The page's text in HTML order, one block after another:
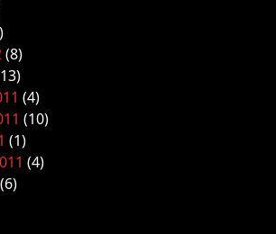
(8)
(4)
(10)
(1)
(4)
(6)